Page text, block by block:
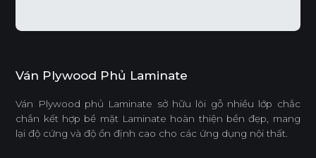
Ván Plywood Phủ Laminate
Ván Plywood phủ Laminate sở hữu lõi gỗ nhiều lớp chắc
chắn kết hợp bề mặt Laminate hoàn thiện bền đẹp, mang
lại độ cứng và độ ổn định cao cho các ứng dụng nội thất.